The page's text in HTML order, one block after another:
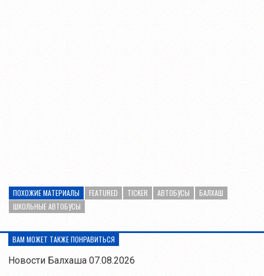
ПОХОЖИЕ МАТЕРИАЛЫ FEATURED TICKER АВТОБУСЫ
БАЛХАШ
ШКОЛЬНЫЕ АВТОБУСЫ
ВАМ МОЖЕТ ТАКЖЕ ПОНРАВИТЬСЯ
Новости Балхаша 07.08.2026